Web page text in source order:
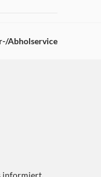
Abholservice
informiert.